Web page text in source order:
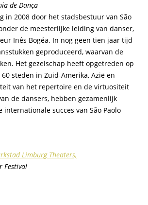
de Dança
in 2008 door het stadsbestuur van São
de meesterlijke leiding van danser,
Inês Bogéa. In nog geen tien jaar tijd
geproduceerd, waarvan de
Het gezelschap heeft opgetreden op
steden in Zuid-Amerika, Azië en
van het repertoire en de virtuositeit
de dansers, hebben gezamenlijk
succes van São Paolo
Limburg Theaters,
Festival